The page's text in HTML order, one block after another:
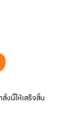
งนี้ให้เสร็จสิ้น